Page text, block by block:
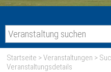
Startseite >Veranstaltungen >
Veranstaltungsdetails